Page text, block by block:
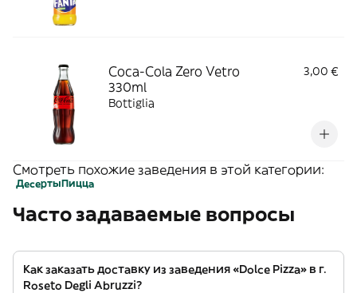
Coca-Cola Zero Vetro
330ml
3,00 €
Bottiglia
Смотреть похожие заведения в этой категории:
ДесертыПицца
Часто задаваемые вопросы
Как заказать доставку из заведения «Dolce Pizza» в г.
Roseto Degli Abruzzi?